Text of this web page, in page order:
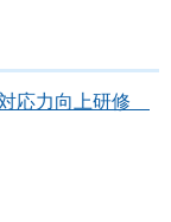
応力向上研修